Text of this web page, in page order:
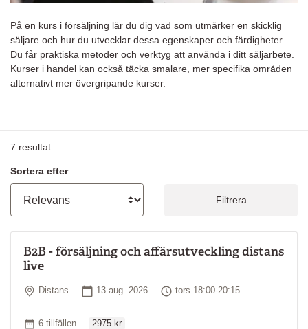
På en kurs i försäljning lär du dig vad som utmärker en skicklig
säljare och hur du utvecklar dessa egenskaper och färdigheter.
Du får praktiska metoder och verktyg att använda i ditt säljarbete.
Kurser i handel kan också täcka smalare, mer specifika områden
alternativt mer övergripande kurser.
7 resultat
Sortera efter
Filtrera
B2B - försäljning och affärsutveckling distans
live
Plats
Distans Startdatum
13 aug. 2026 Tid
tors 18:00-20:15
Antal tillfällen
6 tillfällen 2975 kr